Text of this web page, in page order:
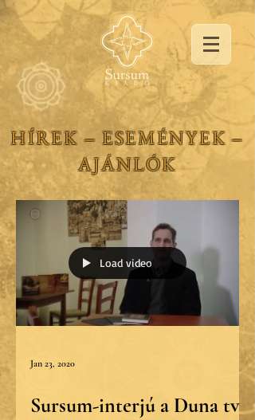
HÍREK ‒ ESEMÉNYEK ‒
AJÁNLÓK
Load video
Jan 23, 2020
Sursum-interjú a Duna tv